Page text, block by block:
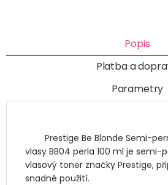
Popis
Platba a
Parametry
vlasy BB04 perla 100 ml je
vlasový toner značky Prestige,
snadné použití.